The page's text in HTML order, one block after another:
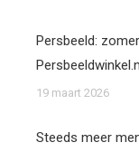
Persbeeld:
19 maart 2026
Steeds meer